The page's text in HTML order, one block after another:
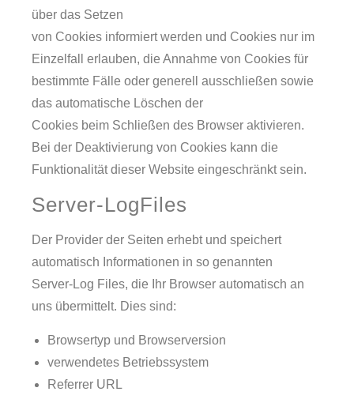
über das Setzen
von Cookies informiert werden und Cookies nur im
Einzelfall erlauben, die Annahme von Cookies für
bestimmte Fälle oder generell ausschließen sowie
das automatische Löschen der
Cookies beim Schließen des Browser aktivieren.
Bei der Deaktivierung von Cookies kann die
Funktionalität dieser Website eingeschränkt sein.
Server-LogFiles
Der Provider der Seiten erhebt und speichert
automatisch Informationen in so genannten
Server-Log Files, die Ihr Browser automatisch an
uns übermittelt. Dies sind:
Browsertyp und Browserversion
verwendetes Betriebssystem
Referrer URL